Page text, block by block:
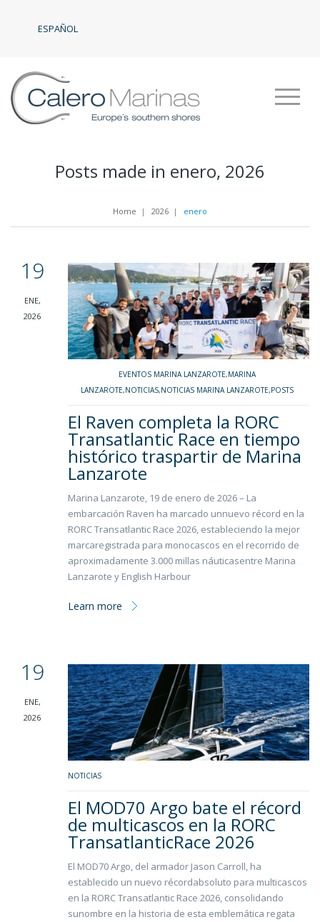
ESPAÑOL
Posts made in enero, 2026
Home | 2026 | enero
19
ENE,
2026
EVENTOS MARINA LANZAROTE,MARINA
LANZAROTE,NOTICIAS,NOTICIAS MARINA LANZAROTE,POSTS
El Raven completa la RORC
Transatlantic Race en tiempo
histórico traspartir de Marina
Lanzarote
Marina Lanzarote, 19 de enero de 2026 – La
embarcación Raven ha marcado unnuevo récord en la
RORC Transatlantic Race 2026, estableciendo la mejor
marcaregistrada para monocascos en el recorrido de
aproximadamente 3.000 millas náuticasentre Marina
Lanzarote y English Harbour
Learn more
19
ENE,
2026
NOTICIAS
El MOD70 Argo bate el récord
de multicascos en la RORC
TransatlanticRace 2026
El MOD70 Argo, del armador Jason Carroll, ha
establecido un nuevo récordabsoluto para multicascos
en la RORC Transatlantic Race 2026, consolidando
sunombre en la historia de esta emblemática regata